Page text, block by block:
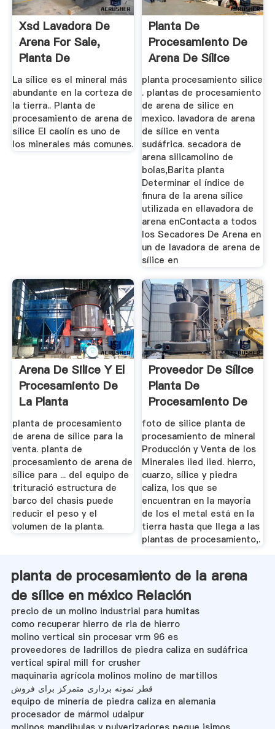
Xsd Lavadora De
Arena For Sale,
Planta De
Procesamiento De
...
La sílice es el mineral más
abundante en la corteza de
la tierra.. Planta de
procesamiento de arena de
sílice El caolín es uno de
los minerales más comunes.
Planta De
Procesamiento De
Arena De Sílice
planta procesamiento silice
. plantas de procesamiento
de arena de silice en
mexico. lavadora de arena
de sílice en venta
sudáfrica. secadora de
arena silicamolino de
bolas,Barita planta
Determinar el índice de
finura de la arena sílice
utilizada en ellavadora de
arena enContacta a todos
los Secadores De Arena en
un de lavadora de arena de
sílice en
Arena De Silice Y El
Procesamiento De
La Planta
planta de procesamiento
de arena de sílice para la
venta. planta de
procesamiento de arena de
sílice para ... del equipo de
trituració estructura de
barco del chasis puede
reducir el peso y el
volumen de la planta.
Proveedor De Sílice
Planta De
Procesamiento De
Arena En La ...
foto de silice planta de
procesamiento de mineral
Producción y Venta de los
Minerales iied iied. hierro,
cuarzo, sílice y piedra
caliza, los que se
encuentran en la mayoría
de los el metal está en la
tierra hasta que llega a las
plantas de procesamiento,.
planta de procesamiento de la arena
de sílice en méxico Relación
precio de un molino industrial para humitas
como recuperar hierro de ria de hierro
molino vertical sin procesar vrm 96 es
proveedores de ladrillos de piedra caliza en sudáfrica
vertical spiral mill for crusher
maquinaria agrícola molinos molino de martillos
قطر نمونه برداری متمرکز برای فروش
equipo de minería de piedra caliza en alemania
procesador de mármol udaipur